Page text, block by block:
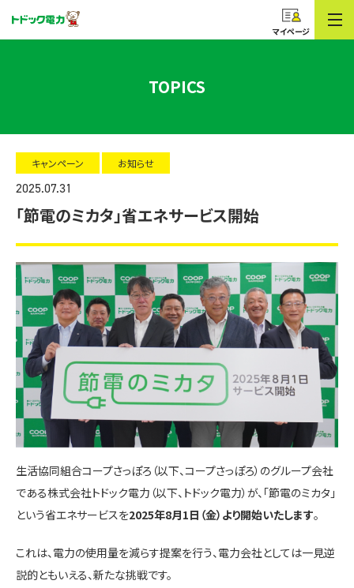
マイページ
TOPICS
キャンペーン お知らせ
2025.07.31
「節電のミカタ」省エネサービス開始
生活協同組合コープさっぽろ（以下、コープさっぽろ）のグループ会社
である株式会社トドック電力（以下、トドック電力）が、「節電のミカタ」
という省エネサービスを2025年8月1日（金）より開始いたします。
これは、電力の使用量を減らす提案を行う、電力会社としては一見逆
説的ともいえる、新たな挑戦です。